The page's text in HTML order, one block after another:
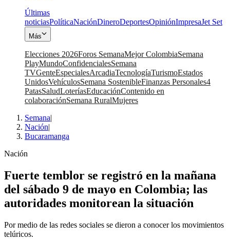
Últimas
noticiasPolíticaNaciónDineroDeportesOpiniónImpresaJet Set
Más
Elecciones 2026Foros SemanaMejor ColombiaSemana
PlayMundoConfidencialesSemana
TVGenteEspecialesArcadiaTecnologíaTurismoEstados
UnidosVehículosSemana SostenibleFinanzas Personales4
PatasSaludLoteríasEducaciónContenido en
colaboraciónSemana RuralMujeres
Semana|
Nación|
Bucaramanga
Nación
Fuerte temblor se registró en la mañana
del sábado 9 de mayo en Colombia; las
autoridades monitorean la situación
Por medio de las redes sociales se dieron a conocer los movimientos
telúricos.